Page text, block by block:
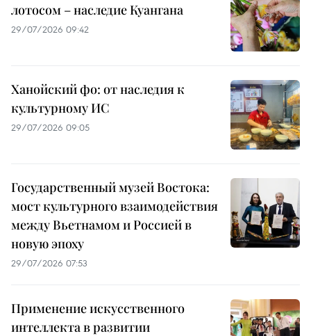
лотосом – наследие Куангана
29/07/2026 09:42
Ханойский фо: от наследия к
культурному ИС
29/07/2026 09:05
Государственный музей Востока:
мост культурного взаимодействия
между Вьетнамом и Россией в
новую эпоху
29/07/2026 07:53
Применение искусственного
интеллекта в развитии